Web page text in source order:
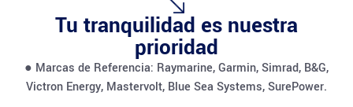
Tu tranquilidad es nuestra
prioridad
● Marcas de Referencia: Raymarine, Garmin, Simrad, B&G,
Victron Energy, Mastervolt, Blue Sea Systems, SurePower.